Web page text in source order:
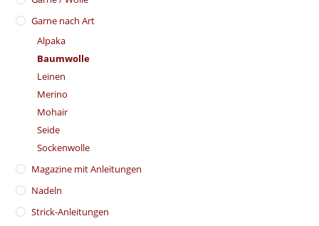
Garne nach Art
Alpaka
Baumwolle
Leinen
Merino
Mohair
Seide
Sockenwolle
Magazine mit Anleitungen
Nadeln
Strick-Anleitungen